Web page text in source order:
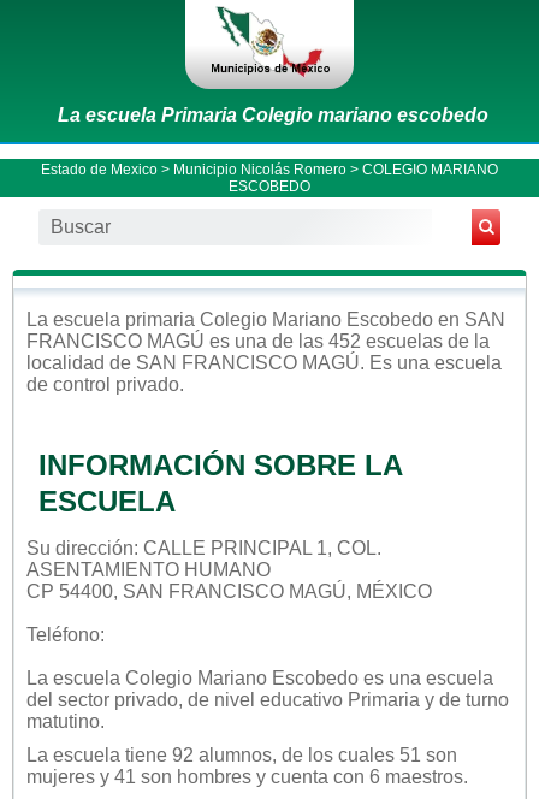
La escuela Primaria Colegio mariano escobedo
Estado de Mexico > Municipio Nicolás Romero > COLEGIO MARIANO
ESCOBEDO
La escuela primaria Colegio Mariano Escobedo en SAN
FRANCISCO MAGÚ es una de las 452 escuelas de la
localidad de SAN FRANCISCO MAGÚ. Es una escuela
de control privado.
INFORMACIÓN SOBRE LA
ESCUELA
Su dirección: CALLE PRINCIPAL 1, COL.
ASENTAMIENTO HUMANO
CP 54400, SAN FRANCISCO MAGÚ, MÉXICO
Teléfono:
La escuela Colegio Mariano Escobedo es una escuela
del sector privado, de nivel educativo Primaria y de turno
matutino.
La escuela tiene 92 alumnos, de los cuales 51 son
mujeres y 41 son hombres y cuenta con 6 maestros.